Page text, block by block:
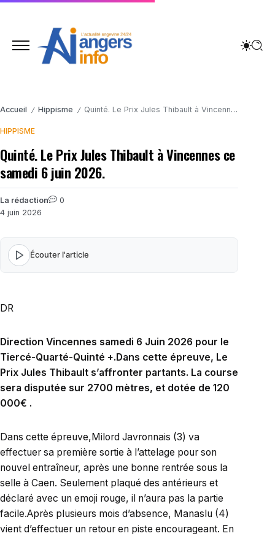
Accueil / Hippisme / Quinté. Le Prix Jules Thibault à Vincennes ce samedi 6 juin 2026.
HIPPISME
Quinté. Le Prix Jules Thibault à Vincennes ce
samedi 6 juin 2026.
La rédaction
4 juin 2026
0
Écouter l'article
DR
Direction Vincennes samedi 6 Juin 2026 pour le
Tiercé-Quarté-Quinté +.Dans cette épreuve, Le
Prix Jules Thibault s’affronter partants. La course
sera disputée sur 2700 mètres, et dotée de 120
000€ .
Dans cette épreuve,Milord Javronnais (3) va
effectuer sa première sortie à l’attelage pour son
nouvel entraîneur, après une bonne rentrée sous la
selle à Caen. Seulement plaqué des antérieurs et
déclaré avec un emoji rouge, il n’aura pas la partie
facile.Après plusieurs mois d’absence, Manaslu (4)
vient d’effectuer un retour en piste encourageant. En